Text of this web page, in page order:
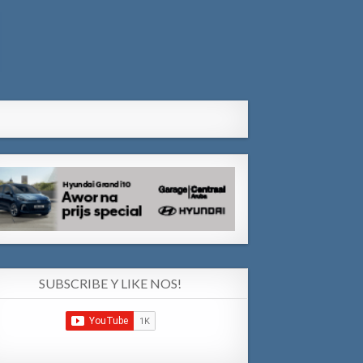
SUBSCRIBE Y LIKE NOS!